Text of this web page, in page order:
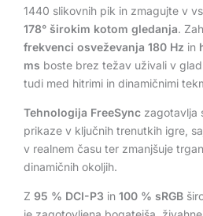
1440 slikovnih pik in zmagujte v
178° širokim kotom gledanja.
frekvenci osveževanja 180 Hz in
ms boste brez težav uživali v
tudi med hitrimi in dinamičnimi
Tehnologija FreeSync zagotavlja
prikaze v ključnih trenutkih igre,
v realnem času ter zmanjšuje
dinamičnih okoljih.
Z 95 % DCI-P3 in 100 % sRGB